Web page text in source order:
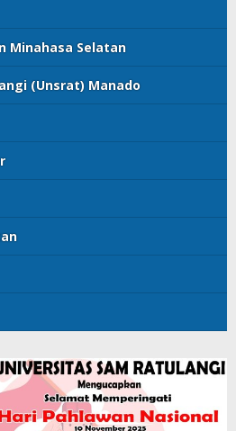
Minahasa Selatan
(Unsrat) Manado